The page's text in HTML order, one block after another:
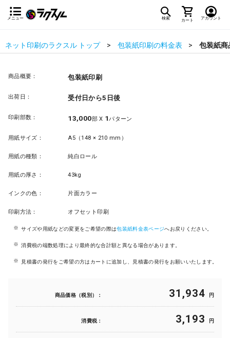
メニュー 検索 カート アカウント
ネット印刷のラクスル トップ 包装紙印刷の料金表 包装紙商
商品概要： 包装紙印刷
出荷日： 受付日から5日後
印刷部数： 13,000部 X 1パターン
用紙サイズ： A5（148 × 210 mm）
用紙の種類： 純白ロール
用紙の厚さ： 43kg
インクの色： 片面カラー
印刷方法： オフセット印刷
サイズや用紙などの変更をご希望の際は包装紙料金表ページへお戻りください。
消費税の端数処理により最終的な合計額と異なる場合があります。
見積書の発行をご希望の方はカートに追加し、見積書の発行をお願いいたします。
商品価格（税別）： 31,934 円
消費税： 3,193 円